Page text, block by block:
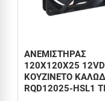
ΑΝΕΜΙΣΤΗΡΑΣ
120X120X25
ΚΟΥΖΙΝΕΤΟ
RQD12025-HSL1